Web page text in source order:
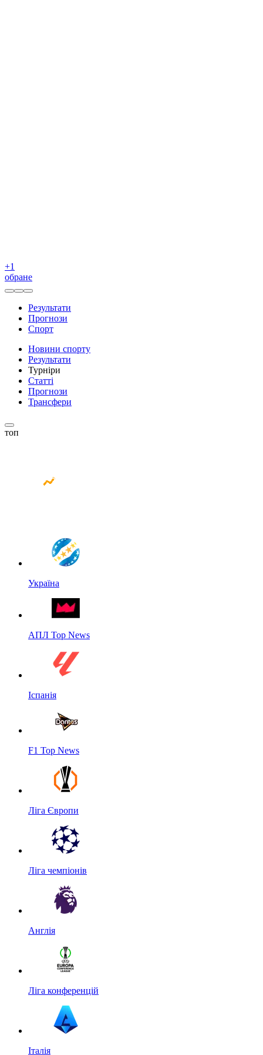
+1
обране
Результати
Прогнози
Спорт
Новини спорту
Результати
Турніри
Статті
Прогнози
Трансфери
топ
Україна
АПЛ Top News
Іспанія
F1 Top News
Ліга Європи
Ліга чемпіонів
Англія
Ліга конференцій
Італія